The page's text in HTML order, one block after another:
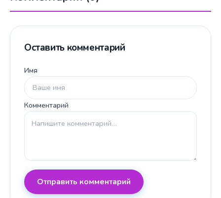
Оставить комментарий
Имя
Комментарий
Отправить комментарий